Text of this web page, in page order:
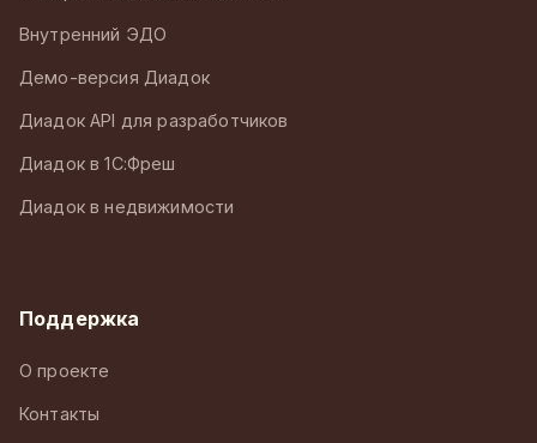
Внутренний ЭДО
Демо-версия Диадок
Диадок API для разработчиков
Диадок в 1С:Фреш
Диадок в недвижимости
Поддержка
О проекте
Контакты